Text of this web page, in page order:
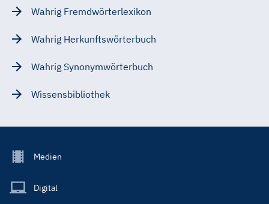
Wahrig Fremdwörterlexikon
Wahrig Herkunftswörterbuch
Wahrig Synonymwörterbuch
Wissensbibliothek
Footer
Main
Medien
Digital